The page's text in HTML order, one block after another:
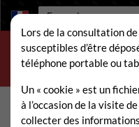
Langue :
Rechercher
Lors de la consultation
susceptibles d’être
téléphone portable ou
Un « cookie » est un
à l’occasion de la visite
collecter des